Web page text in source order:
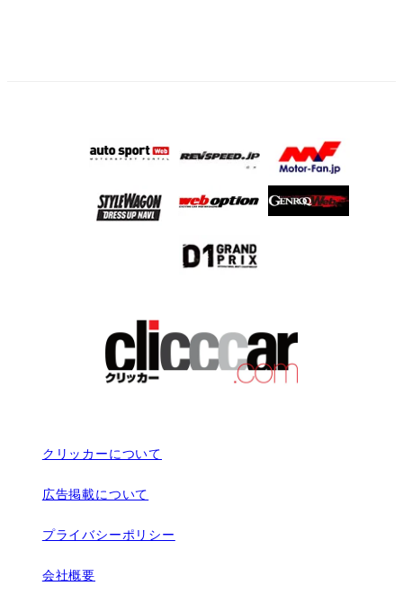
クリッカーについて
広告掲載について
プライバシーポリシー
会社概要